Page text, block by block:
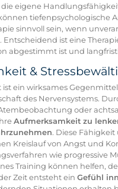
eigene
tiefenpsychologische
sinnvoll sein, wenn
Entscheidend ist eine
abgestimmt ist und
&
ein wirksames
des Nervensystems.
oder
Aufmerksamkeit zu
. Diese
Kreislauf von Angst und
wie progressive
Training können helfen,
Zeit entsteht ein Gefühl